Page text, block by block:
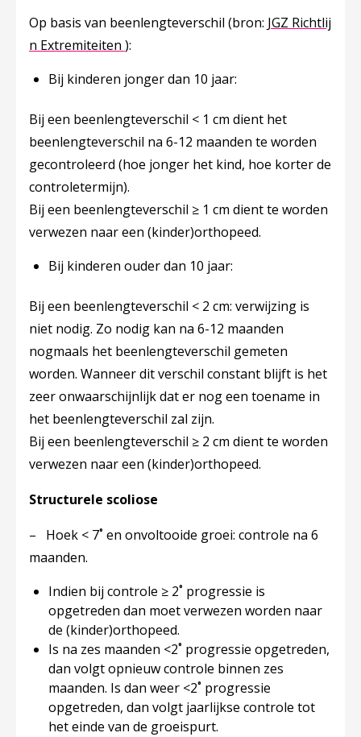
Op basis van beenlengteverschil (bron: JGZ Richtlij
n Extremiteiten Deze linkt opent in een nieuw tabblad
):
Bij kinderen jongerdan 10 jaar:
Bij een beenlengteverschil < 1 cm dient het
beenlengteverschil na 6-12 maanden te worden
gecontroleerd (hoe jonger het kind, hoe korter de
controletermijn).
Bij een beenlengteverschil ≥ 1 cm dient te worden
verwezen naar een (kinder)orthopeed.
Bij kinderen ouderdan 10 jaar:
Bij een beenlengteverschil < 2 cm: verwijzing is
niet nodig. Zo nodig kan na 6-12 maanden
nogmaals het beenlengteverschil gemeten
worden. Wanneer dit verschil constant blijft is het
zeer onwaarschijnlijk dat er nog een toename in
het beenlengteverschil zal zijn.
Bij een beenlengteverschil ≥ 2 cm dient te worden
verwezen naar een (kinder)orthopeed.
Structurele scoliose
– Hoek < 7˚ en onvoltooide groei: controle na 6
maanden.
Indien bij controle ≥ 2˚ progressie is
opgetreden dan moet verwezen worden naar
de (kinder)orthopeed.
Is na zes maanden <2˚ progressie opgetreden,
dan volgt opnieuw controle binnen zes
maanden. Is dan weer <2˚ progressie
opgetreden, dan volgt jaarlijkse controle tot
het einde van de groeispurt.